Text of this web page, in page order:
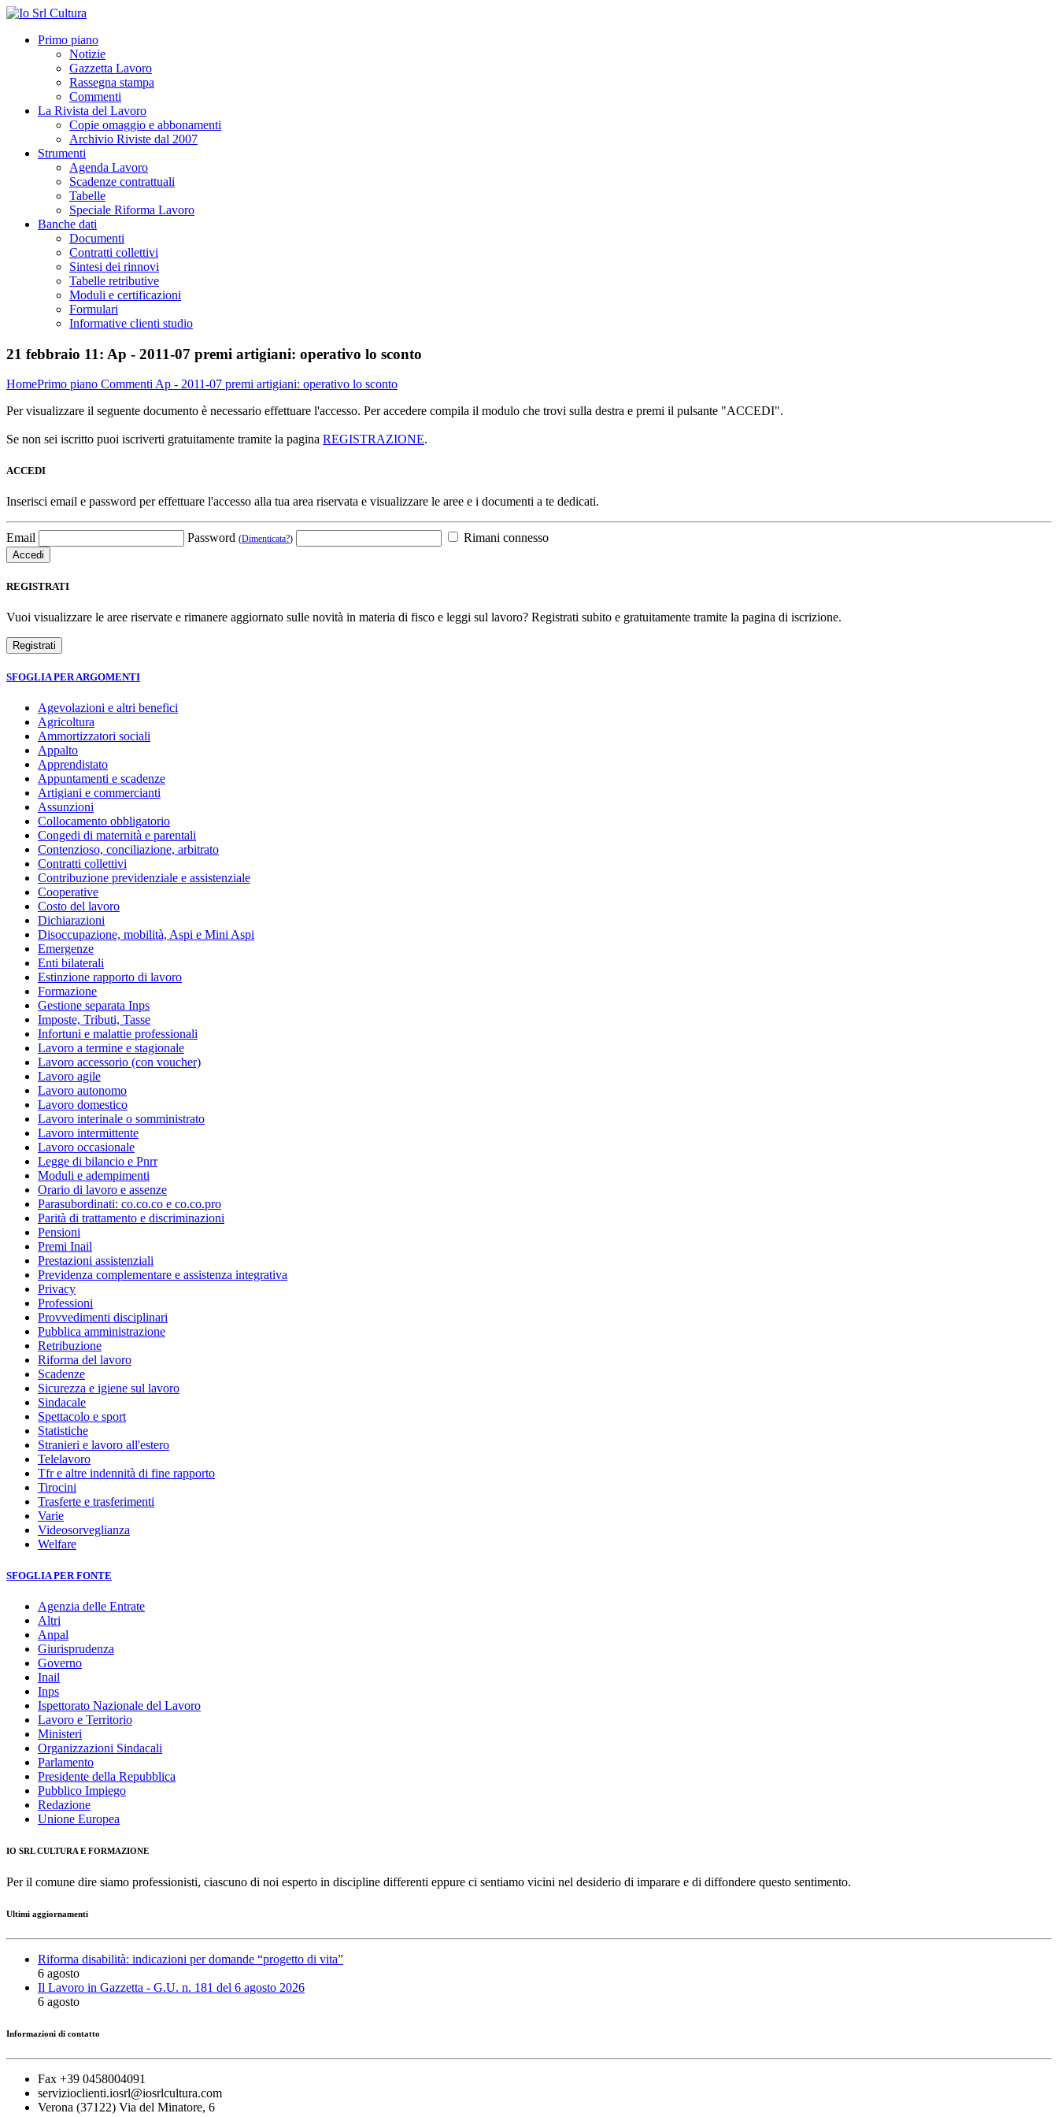
Primo piano
Notizie
Gazzetta Lavoro
Rassegna stampa
Commenti
La Rivista del Lavoro
Copie omaggio e abbonamenti
Archivio Riviste dal 2007
Strumenti
Agenda Lavoro
Scadenze contrattuali
Tabelle
Speciale Riforma Lavoro
Banche dati
Documenti
Contratti collettivi
Sintesi dei rinnovi
Tabelle retributive
Moduli e certificazioni
Formulari
Informative clienti studio
21 febbraio 11: Ap - 2011-07 premi artigiani: operativo lo sconto
HomePrimo piano CommentiAp - 2011-07 premi artigiani: operativo lo sconto
Per visualizzare il seguente documento è necessario effettuare l'accesso. Per accedere compila il modulo che trovi sulla destra e premi il pulsante "ACCEDI".
Se non sei iscritto puoi iscriverti gratuitamente tramite la pagina REGISTRAZIONE.
ACCEDI
Inserisci email e password per effettuare l'accesso alla tua area riservata e visualizzare le aree e i documenti a te dedicati.
Email Password (Dimenticata?) Rimani connesso
REGISTRATI
Vuoi visualizzare le aree riservate e rimanere aggiornato sulle novità in materia di fisco e leggi sul lavoro? Registrati subito e gratuitamente tramite la pagina di iscrizione.
SFOGLIA PER ARGOMENTI
Agevolazioni e altri benefici
Agricoltura
Ammortizzatori sociali
Appalto
Apprendistato
Appuntamenti e scadenze
Artigiani e commercianti
Assunzioni
Collocamento obbligatorio
Congedi di maternità e parentali
Contenzioso, conciliazione, arbitrato
Contratti collettivi
Contribuzione previdenziale e assistenziale
Cooperative
Costo del lavoro
Dichiarazioni
Disoccupazione, mobilità, Aspi e Mini Aspi
Emergenze
Enti bilaterali
Estinzione rapporto di lavoro
Formazione
Gestione separata Inps
Imposte, Tributi, Tasse
Infortuni e malattie professionali
Lavoro a termine e stagionale
Lavoro accessorio (con voucher)
Lavoro agile
Lavoro autonomo
Lavoro domestico
Lavoro interinale o somministrato
Lavoro intermittente
Lavoro occasionale
Legge di bilancio e Pnrr
Moduli e adempimenti
Orario di lavoro e assenze
Parasubordinati: co.co.co e co.co.pro
Parità di trattamento e discriminazioni
Pensioni
Premi Inail
Prestazioni assistenziali
Previdenza complementare e assistenza integrativa
Privacy
Professioni
Provvedimenti disciplinari
Pubblica amministrazione
Retribuzione
Riforma del lavoro
Scadenze
Sicurezza e igiene sul lavoro
Sindacale
Spettacolo e sport
Statistiche
Stranieri e lavoro all'estero
Telelavoro
Tfr e altre indennità di fine rapporto
Tirocini
Trasferte e trasferimenti
Varie
Videosorveglianza
Welfare
SFOGLIA PER FONTE
Agenzia delle Entrate
Altri
Anpal
Giurisprudenza
Governo
Inail
Inps
Ispettorato Nazionale del Lavoro
Lavoro e Territorio
Ministeri
Organizzazioni Sindacali
Parlamento
Presidente della Repubblica
Pubblico Impiego
Redazione
Unione Europea
IO SRL CULTURA E FORMAZIONE
Per il comune dire siamo professionisti, ciascuno di noi esperto in discipline differenti eppure ci sentiamo vicini nel desiderio di imparare e di diffondere questo sentimento.
Ultimi aggiornamenti
Riforma disabilità: indicazioni per domande “progetto di vita”
6 agosto
Il Lavoro in Gazzetta - G.U. n. 181 del 6 agosto 2026
6 agosto
Informazioni di contatto
Fax +39 0458004091
servizioclienti.iosrl@iosrlcultura.com
Verona (37122) Via del Minatore, 6